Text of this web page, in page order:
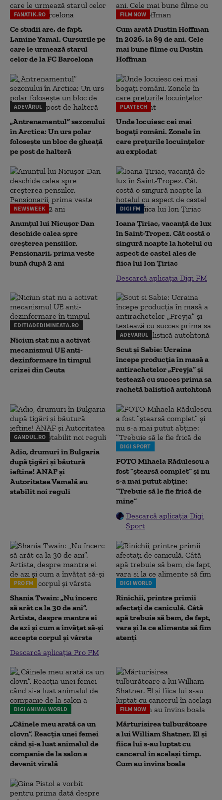
FANATIK.RO
Ce studii are, de fapt,
Lamine Yamal. Cursurile pe
care le urmează starul
celor de la FC Barcelona
FILM NOW
Cum arată Dustin Hoffman
în 2026, la 89 de ani. Cele
mai bune filme cu Dustin
Hoffman
ADEVĂRUL
„Antrenamentul” sezonului
în Arctica: Un urs polar
folosește un bloc de gheață
pe post de halteră
PLAYTECH
Unde locuiesc cei mai
bogați români. Zonele în
care prețurile locuințelor
au explodat
NEWSWEEK
Anunțul lui Nicușor Dan
deschide calea spre
creșterea pensiilor.
Pensionarii, prima veste
bună după 2 ani
DIGI FM
Ioana Țiriac, vacanță de lux
în Saint-Tropez. Cât costă o
singură noapte la hotelul cu
aspect de castel ales de
fiica lui Ion Țiriac
Descarcă aplicația Digi FM
EDITIADEDIMINEATA.RO
Niciun stat nu a activat
mecanismul UE anti-
dezinformare în timpul
crizei din Ceuta
ADEVARUL
Scut și Sabie: Ucraina
începe producția în masă a
antirachetelor „Freyja” și
testează cu succes prima sa
rachetă balistică autohtonă
GANDUL.RO
Adio, drumuri în Bulgaria
după țigări și băutură
ieftine! ANAF și
Autoritatea Vamală au
stabilit noi reguli
DIGI SPORT
FOTO Mihaela Rădulescu a
fost ”ștearsă complet” și nu
s-a mai putut abține:
”Trebuie să le fie frică de
mine”
Descarcă aplicația Digi
Sport
PRO FM
Shania Twain: „Nu încerc
să arăt ca la 30 de ani”.
Artista, despre mantra ei
de azi și cum a învățat să-și
accepte corpul și vârsta
Descarcă aplicația Pro FM
DIGI WORLD
Rinichii, printre primii
afectați de caniculă. Câtă
apă trebuie să bem, de fapt,
vara și la ce alimente să fim
atenți
DIGI ANIMAL WORLD
„Câinele meu arată ca un
clovn”. Reacția unei femei
când și-a luat animalul de
companie de la salon a
devenit virală
FILM NOW
Mărturisirea tulburătoare
a lui William Shatner. El și
fiica lui s-au luptat cu
cancerul în același timp.
Cum au învins boala